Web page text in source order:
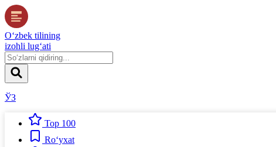
O‘zbek tilining
izohli lug‘ati
ЎЗ
Top 100
Ro‘yxat